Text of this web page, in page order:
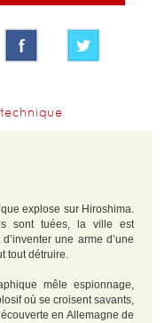
explose sur Hiroshima.
sont tuées, la ville est
une arme d’une
tout détruire.
mêle espionnage,
où se croisent savants,
en Allemagne de